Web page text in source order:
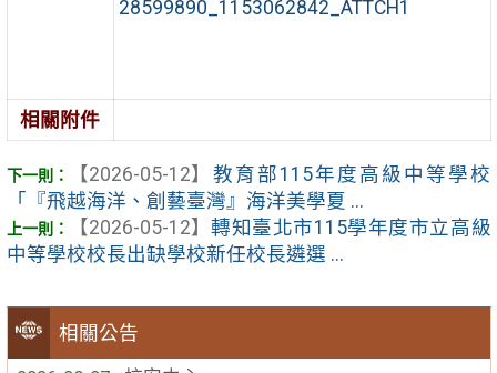
相關公告
28599890_1153062842_ATTCH1
相關附件
【2026-05-12】
教育部115年度高級中等學校
「『飛越海洋、創藝臺灣』海洋美學夏 ...
【2026-05-12】 轉知臺北市115學年度市立高級
中等學校校長出缺學校新任校長遴選 ...